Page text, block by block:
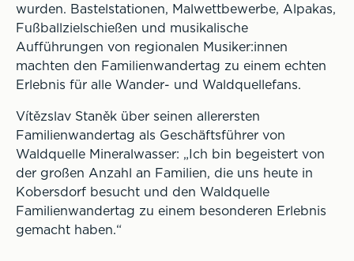
wurden. Bastelstationen, Malwettbewerbe, Alpakas,
Fußballzielschießen und musikalische
Aufführungen von regionalen Musiker:innen
machten den Familienwandertag zu einem echten
Erlebnis für alle Wander- und Waldquellefans.
Vítězslav Staněk über seinen allerersten
Familienwandertag als Geschäftsführer von
Waldquelle Mineralwasser: „Ich bin begeistert von
der großen Anzahl an Familien, die uns heute in
Kobersdorf besucht und den Waldquelle
Familienwandertag zu einem besonderen Erlebnis
gemacht haben.“